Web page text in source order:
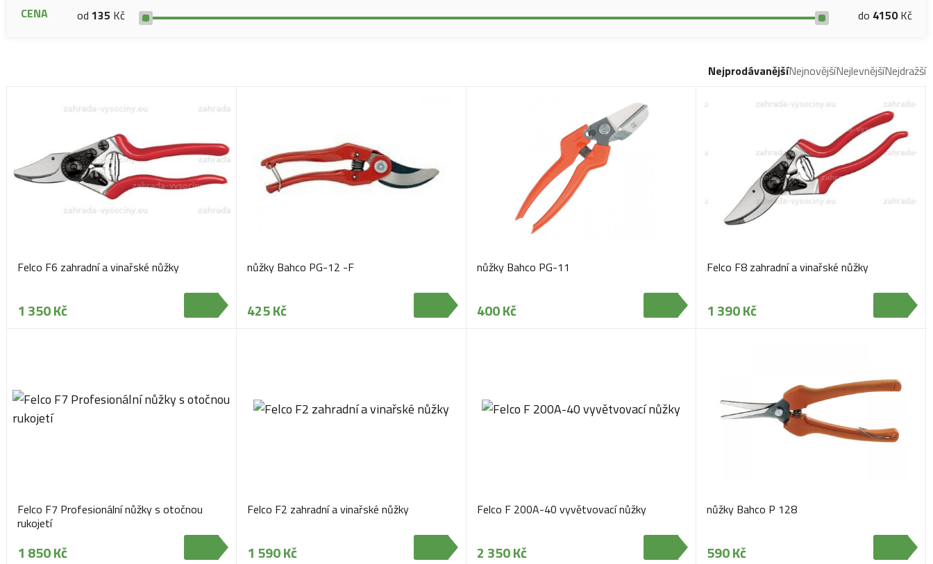
CENA od 135 Kč do 4150Kč
NejprodávanějšíNejnovějšíNejlevnějšíNejdražší
Felco F6 zahradní a vinařské nůžky
1 350 Kč
nůžky Bahco PG-12 -F
425 Kč
nůžky Bahco PG-11
400 Kč
Felco F8 zahradní a vinařské nůžky
1 390 Kč
Felco F7 Profesionální nůžky s otočnou
rukojetí
1 850 Kč
Felco F2 zahradní a vinařské nůžky
1 590 Kč
Felco F 200A-40 vyvětvovací nůžky
2 350 Kč
nůžky Bahco P 128
590 Kč